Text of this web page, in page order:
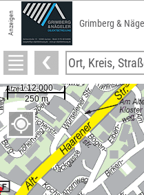
Anzeigen Grimberg &